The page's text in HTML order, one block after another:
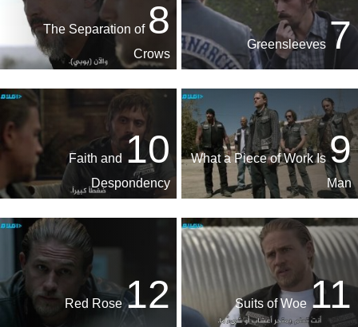
7
8
The Separation of
Crows
9
What a Piece of Work Is
Man
10
Faith and
Despondency
11
12
Red Rose